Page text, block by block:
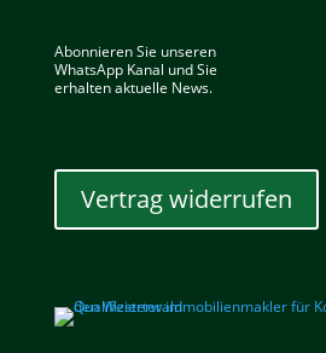
Abonnieren Sie unseren
WhatsApp Kanal und Sie
erhalten aktuelle News.
Vertrag widerrufen